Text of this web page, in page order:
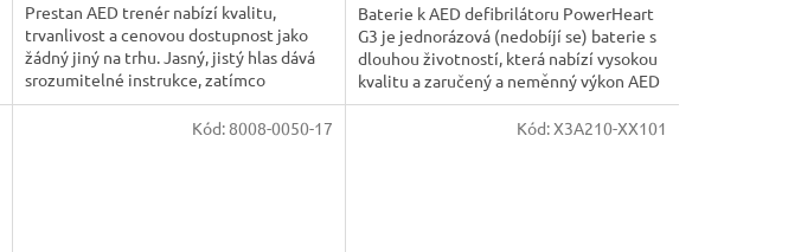
Prestan AED trenér nabízí kvalitu,
trvanlivost a cenovou dostupnost jako
žádný jiný na trhu. Jasný, jistý hlas dává
srozumitelné instrukce, zatímco
předprogramované...
Baterie k AED defibrilátoru PowerHeart
G3 je jednorázová (nedobíjí se) baterie s
dlouhou životností, která nabízí vysokou
kvalitu a zaručený a neměnný výkon AED
defibrilátoru....
Kód:8008-0050-17 Kód:X3A210-XX101